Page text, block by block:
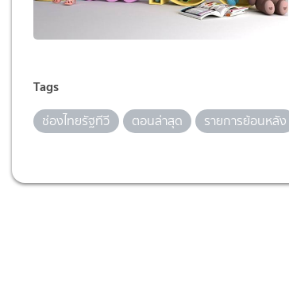
Tags
ช่องไทยรัฐทีวี ตอนล่าสุด รายการย้อนหลัง